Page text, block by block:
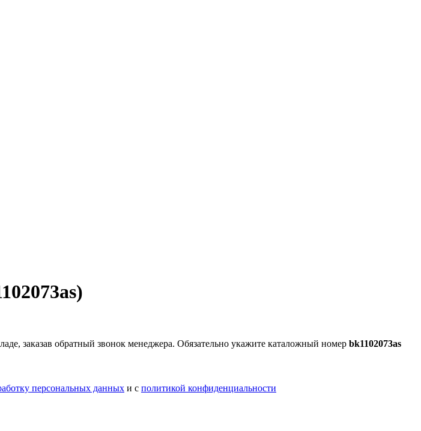
заказав обратный звонок менеджера. Обязательно укажите каталожный номер bk1102073as
персональных данных и с политикой конфиденциальности